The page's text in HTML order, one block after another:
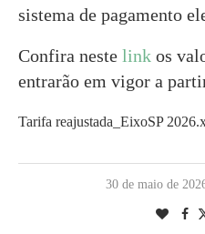
sistema de pagamento
Confira neste link os
entrarão em vigor a
Tarifa reajustada_EixoSP
30 de maio de